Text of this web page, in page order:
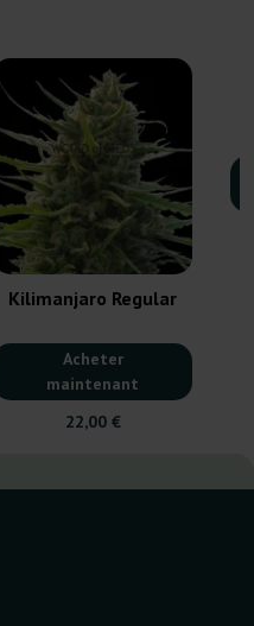
Kilimanjaro Regular
Acheter
maintenant
22,00 €